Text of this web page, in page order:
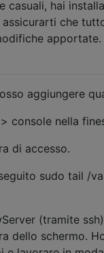
casuali, hai
assicurarti che
apportate.
aggiungere
console nella
di accesso.
sudo tail /
(tramite
dello schermo.